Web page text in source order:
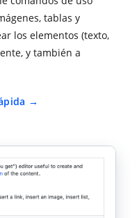
tablas y
los elementos (texto,
y también a